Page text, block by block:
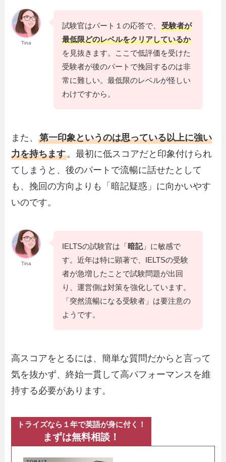
Tina
試験官はパート１の応答で、受験者が
最低限どのレベルをクリアしているか
を見抜きます。ここで低評価を受けた
受験者が後のパートで挽回するのは非
常に難しい。最低限のレベルが怪しい
わけですから。
また、第一印象というのは思っている以上に強い
力を持ちます。最初に低スコアだと印象付けられ
てしまうと、後のパートで流暢に話せたとして
も、挽回の方向よりも「暗記疑惑」に向かいやす
いのです。
Tina
IELTSの試験官は「暗記」に敏感で
す。近年は特に顕著で、IELTSの受験
者が急増したことで試験問題が出回
り、運営側は対策を強化しています。
「突然流暢になる受験者」は要注意の
ようです。
高スコアをとるには、簡単な質問だからと言って
気を抜かず、終始一貫して高パフォーマンスを維
持する必要があります。
トライズなら１年で英語が身に付く！
まずは無料相談！